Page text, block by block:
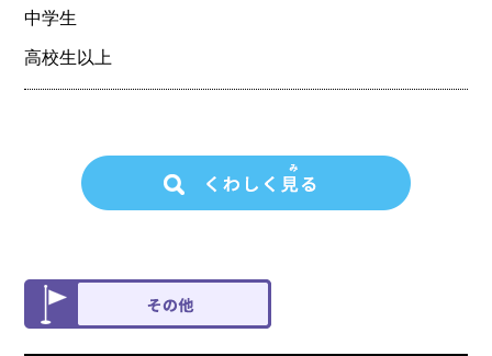
中学生
高校生以上